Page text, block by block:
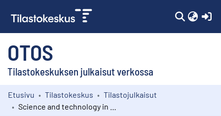
OTOS
Tilastokeskuksen julkaisut verkossa
Kokoelmat
Etusivu Tilastokeskus
Tilastojulkaisut